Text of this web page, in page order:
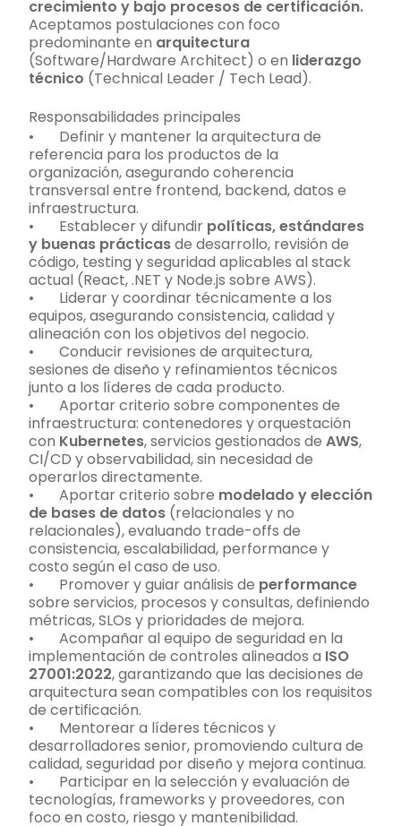
crecimiento y bajo procesos de certificación.
Aceptamos postulaciones con foco
predominante en arquitectura
(Software/Hardware Architect) o en liderazgo
técnico (Technical Leader / Tech Lead).
Responsabilidades principales
• Definir y mantener la arquitectura de
referencia para los productos de la
organización, asegurando coherencia
transversal entre frontend, backend, datos e
infraestructura.
• Establecer y difundir políticas, estándares
y buenas prácticasde desarrollo, revisión de
código, testing y seguridad aplicables al stack
actual (React, .NET y Node.js sobre AWS).
• Liderar y coordinar técnicamente a los
equipos, asegurando consistencia, calidad y
alineación con los objetivos del negocio.
• Conducir revisiones de arquitectura,
sesiones de diseño y refinamientos técnicos
junto a los líderes de cada producto.
• Aportar criterio sobre componentes de
infraestructura: contenedores y orquestación
con Kubernetes, servicios gestionados de AWS,
CI/CD y observabilidad, sin necesidad de
operarlos directamente.
• Aportar criterio sobre modelado y elección
de bases de datos (relacionales y no
relacionales), evaluando trade-offs de
consistencia, escalabilidad, performance y
costo según el caso de uso.
• Promover y guiar análisis de performance
sobre servicios, procesos y consultas, definiendo
métricas, SLOs y prioridades de mejora.
• Acompañar al equipo de seguridad en la
implementación de controles alineados a ISO
27001:2022, garantizando que las decisiones de
arquitectura sean compatibles con los requisitos
de certificación.
• Mentorear a líderes técnicos y
desarrolladores senior, promoviendo cultura de
calidad, seguridad por diseño y mejora continua.
• Participar en la selección y evaluación de
tecnologías, frameworks y proveedores, con
foco en costo, riesgo y mantenibilidad.